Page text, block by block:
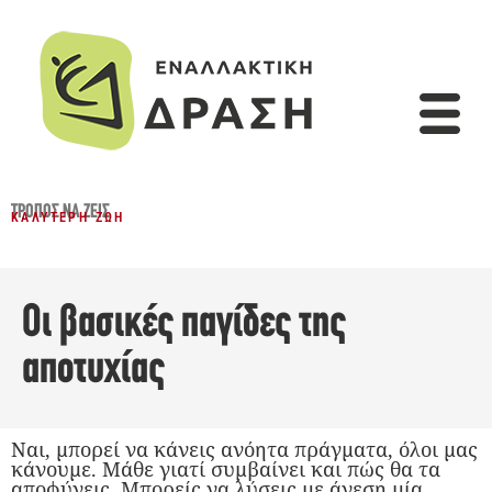
ΤΡΌΠΟΣ ΝΑ ΖΕΙΣ
ΚΑΛΎΤΕΡΗ ΖΩΉ
Οι βασικές παγίδες της
αποτυχίας
Ναι, μπορεί να κάνεις ανόητα πράγματα, όλοι μας
κάνουμε. Μάθε γιατί συμβαίνει και πώς θα τα